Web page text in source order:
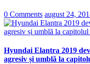
0 Comments august 24,
Hyundai Elantra 2019
agresiv și umblă la